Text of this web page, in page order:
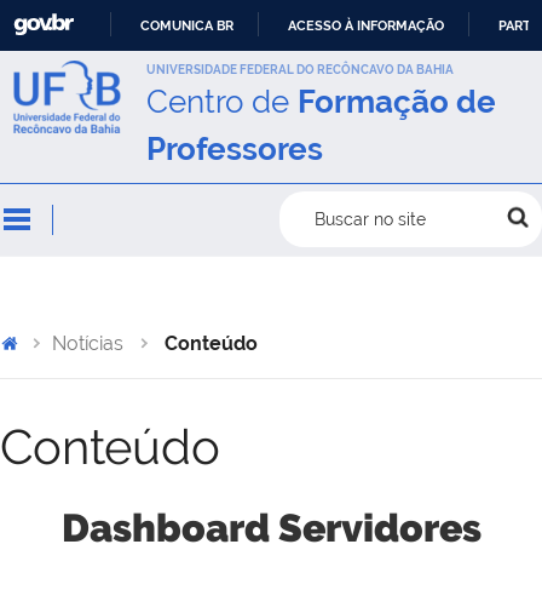
IR
PARA
CONTEÚDO
COMUNICA BR ACESSO À INFORMAÇÃO
UNIVERSIDADE FEDERAL DO RECÔNCAVO DA BAHIA
Centro de Formação de
Professores
Buscar no site
Notícias Conteúdo
Conteúdo
Dashboard Servidores